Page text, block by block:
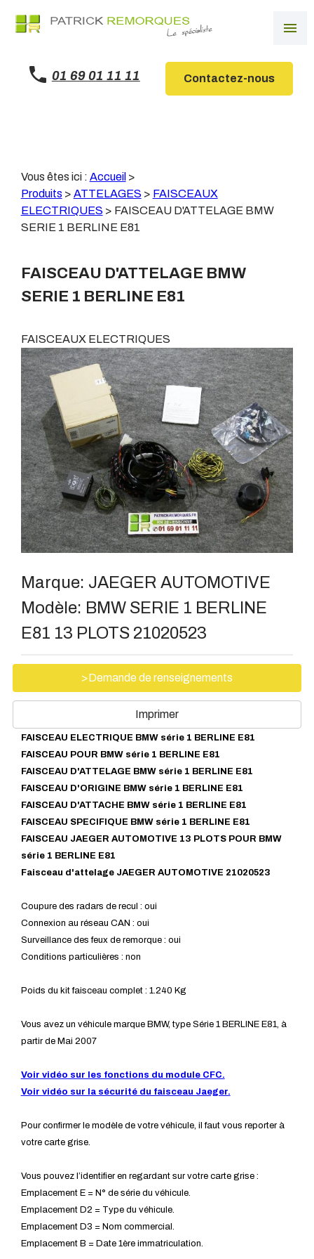
menu
01 69 01 11 11 Contactez-nous
Vous êtes ici : Accueil >
Produits > ATTELAGES > FAISCEAUX
ELECTRIQUES > FAISCEAU D'ATTELAGE BMW
SERIE 1 BERLINE E81
FAISCEAU D'ATTELAGE BMW
SERIE 1 BERLINE E81
FAISCEAUX ELECTRIQUES
Marque: JAEGER AUTOMOTIVE
Modèle: BMW SERIE 1 BERLINE
E81 13 PLOTS 21020523
>Demande de renseignements
Imprimer
FAISCEAU ELECTRIQUE BMW série 1 BERLINE E81
FAISCEAU POUR BMW série 1 BERLINE E81
FAISCEAU D'ATTELAGE BMW série 1 BERLINE E81
FAISCEAU D'ORIGINE BMW série 1 BERLINE E81
FAISCEAU D'ATTACHE BMW série 1 BERLINE E81
FAISCEAU SPECIFIQUE BMW série 1 BERLINE E81
FAISCEAU JAEGER AUTOMOTIVE 13 PLOTS POUR BMW
série 1 BERLINE E81
Faisceau d'attelage JAEGER AUTOMOTIVE 21020523
Coupure des radars de recul : oui
Connexion au réseau CAN : oui
Surveillance des feux de remorque : oui
Conditions particulières : non
Poids du kit faisceau complet : 1.240 Kg
Vous avez un véhicule marque BMW, type Série 1 BERLINE E81, à
partir de Mai 2007
Voir vidéo sur les fonctions du module CFC.
Voir vidéo sur la sécurité du faisceau Jaeger.
Pour confirmer le modèle de votre véhicule, il faut vous reporter à
votre carte grise.
Vous pouvez l’identifier en regardant sur votre carte grise :
Emplacement E = N° de série du véhicule.
Emplacement D2 = Type du véhicule.
Emplacement D3 = Nom commercial.
Emplacement B = Date 1ère immatriculation.